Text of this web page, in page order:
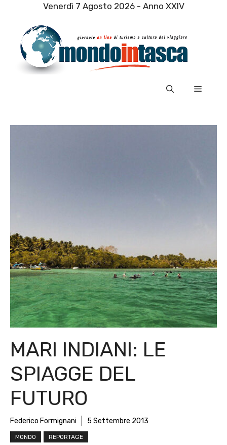
contenuto
Venerdì 7 Agosto 2026 - Anno XXIV
Menu
MARI INDIANI: LE
SPIAGGE DEL
FUTURO
Federico Formignani 5 Settembre 2013
MONDO REPORTAGE